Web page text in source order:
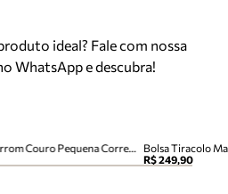
ideal? Fale com nossa
WhatsApp e descubra!
Bolsa Tiracolo Marrom Couro Pequena Corrente
Bolsa Tiracolo
R$ 249,90